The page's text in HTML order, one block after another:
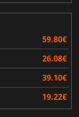
59.80€
26.08€
39.10€
19.22€